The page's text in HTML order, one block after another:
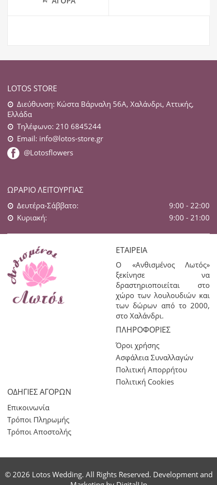
LOTOS STORE
Διεύθυνση: Κώστα Βάρναλη 56Α, Χαλάνδρι, Αττικής,
Ελλάδα
Τηλέφωνο: 210 6845244
Email: info@lotos-store.gr
@Lotosflowers
ΩΡΆΡΙΟ ΛΕΙΤΟΥΡΓΊΑΣ
Δευτέρα-Σάββατο:
9:00 - 22:00
Κυριακή:
9:00 - 21:00
ΕΤΑΙΡΕΊΑ
Ο «Ανθισμένος Λωτός»
ξεκίνησε να
δραστηριοποιείται στο
χώρο των λουλουδιών και
των δώρων από το 2000,
στο Χαλάνδρι.
ΠΛΗΡΟΦΟΡΊΕΣ
Όροι χρήσης
Ασφάλεια Συναλλαγών
Πολιτική Απορρήτου
Πολιτική Cookies
ΟΔΗΓΙΕΣ ΑΓΟΡΩΝ
Επικοινωνία
Τρόποι Πληρωμής
Τρόποι Αποστολής
© 2026 Lotos Wedding. All Rights Reserved. Development and